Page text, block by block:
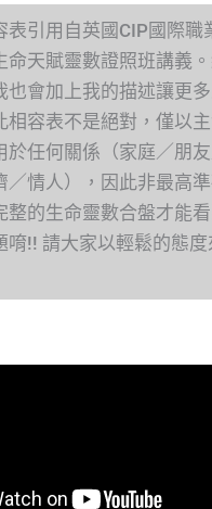
表引用自英國CIP國際職
命天賦靈數證照班講義
也會加上我的描述讓更
相容表不是絕對，僅以
於任何關係（家庭／朋
／情人），因此非最高準
整的生命靈數合盤才能
唷!! 請大家以輕鬆的態